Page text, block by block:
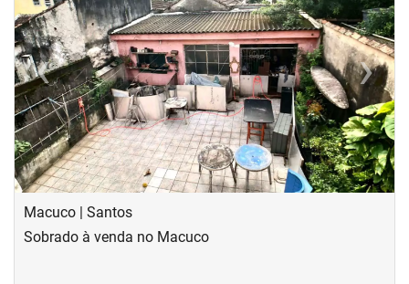
‹Previous ›Next
Macuco | Santos
Sobrado à venda no Macuco